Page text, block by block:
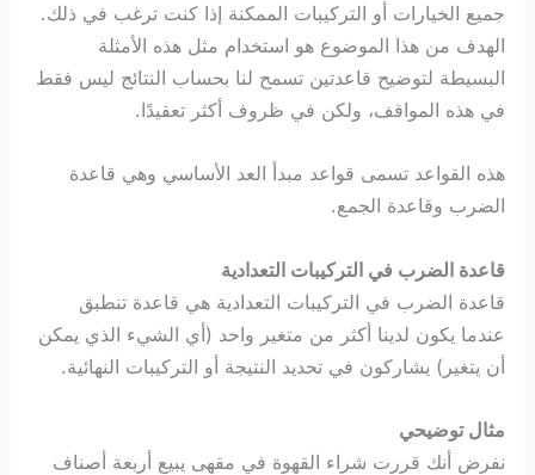
جميع الخيارات أو التركيبات الممكنة إذا كنت ترغب في ذلك.
الهدف من هذا الموضوع هو استخدام مثل هذه الأمثلة
البسيطة لتوضيح قاعدتين تسمح لنا بحساب النتائج ليس فقط
في هذه المواقف، ولكن في ظروف أكثر تعقيدًا.
هذه القواعد تسمى قواعد مبدأ العد الأساسي وهي قاعدة
الضرب وقاعدة الجمع.
قاعدة الضرب في التركيبات التعدادية
قاعدة الضرب في التركيبات التعدادية هي قاعدة تنطبق
عندما يكون لدينا أكثر من متغير واحد (أي الشيء الذي يمكن
أن يتغير) يشاركون في تحديد النتيجة أو التركيبات النهائية.
مثال توضيحي
نفرض أنك قررت شراء القهوة في مقهى يبيع أربعة أصناف